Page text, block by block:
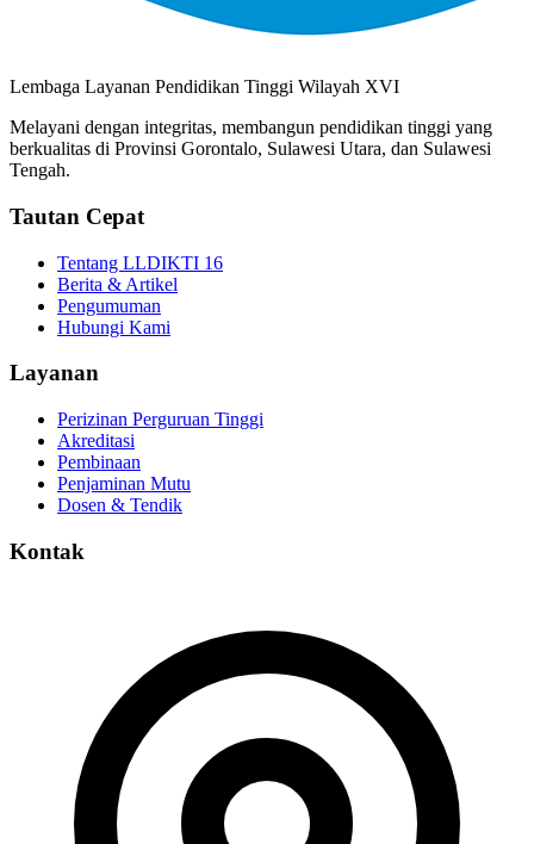
Lembaga Layanan Pendidikan Tinggi Wilayah XVI
Melayani dengan integritas, membangun pendidikan tinggi yang
berkualitas di Provinsi Gorontalo, Sulawesi Utara, dan Sulawesi
Tengah.
Tautan Cepat
Tentang LLDIKTI 16
Berita & Artikel
Pengumuman
Hubungi Kami
Layanan
Perizinan Perguruan Tinggi
Akreditasi
Pembinaan
Penjaminan Mutu
Dosen & Tendik
Kontak